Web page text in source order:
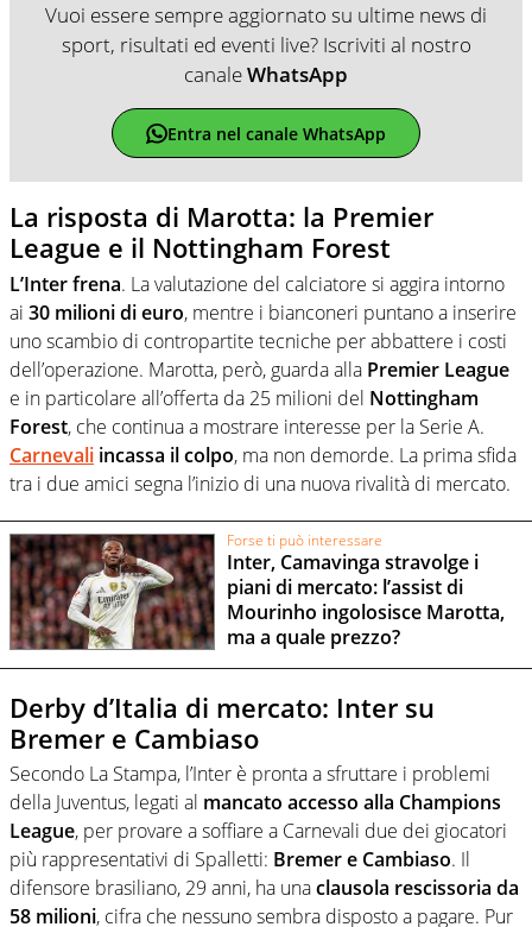
Vuoi essere sempre aggiornato su ultime news di
sport, risultati ed eventi live? Iscriviti al nostro
canaleWhatsApp
Entra nel canale WhatsApp
La risposta di Marotta: la Premier
League e il Nottingham Forest
L’Inter frena. La valutazione del calciatore si aggira intorno
ai 30 milioni di euro, mentre i bianconeri puntano a inserire
uno scambio di contropartite tecniche per abbattere i costi
dell’operazione. Marotta, però, guarda alla Premier League
e in particolare all’offerta da 25 milioni del Nottingham
Forest, che continua a mostrare interesse per la Serie A.
Carnevali incassa il colpo, ma non demorde. La prima sfida
tra i due amici segna l’inizio di una nuova rivalità di mercato.
Forse ti può interessare
Inter, Camavinga stravolge i
piani di mercato: l’assist di
Mourinho ingolosisce Marotta,
ma a quale prezzo?
Derby d’Italia di mercato: Inter su
Bremer e Cambiaso
Secondo La Stampa, l’Inter è pronta a sfruttare i problemi
della Juventus, legati al mancato accesso alla Champions
League, per provare a soffiare a Carnevali due dei giocatori
più rappresentativi di Spalletti: Bremer e Cambiaso. Il
difensore brasiliano, 29 anni, ha unaclausola rescissoria da
58 milioni, cifra che nessuno sembra disposto a pagare. Pur